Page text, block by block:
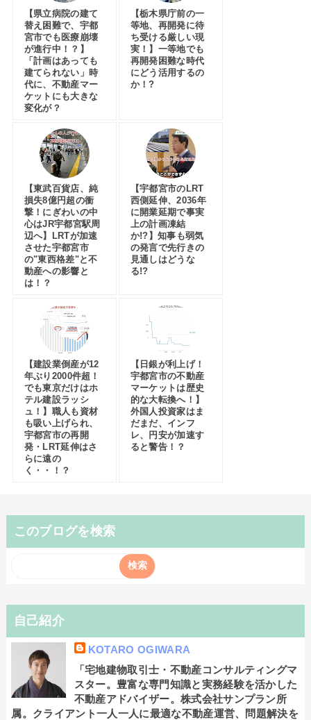
【県立病院の建て
替え困難で、宇都
宮市でも医療崩壊
が進行中！？】
「計画はあっても
建てられない」時
代に、不動産マー
ケットにも大きな
変化が？
【栃木県庁前の一
等地、再開発に待
ち受ける厳しい現
実！】一等地でも
再開発困難な時代
にどう活用するの
か！?
【東武百貨店、純
損失8億円超の衝
撃！にぎわいの中
心はJR宇都宮駅周
辺へ】LRTが加速
させた宇都宮市
の"東西格差"と不
動産への影響と
は！？
【宇都宮市のLRT
西側延伸、2036年
に開業延期で事実
上の計画凍結
か!?】知事も弱気
の発言で先行きの
見通しはどうな
る!?
【建設業倒産が12
年ぶり2000件超！
でも東京だけはホ
テル建設ラッシ
ュ！】職人も資材
も吸い上げられ、
宇都宮市の再開
発・LRT延伸はさ
らに遠の
く・・！？
【日銀が利上げ！
宇都宮市の不動産
マーケットは歴史
的な大転換へ！】
外国人投資家はま
だまだ、インフ
レ、円安が加速す
ると警告！？
このブログを検索
自己紹介
KOTARO OGIWARA
「宅地建物取引士・不動産コンサルティングマ
スター。豊富な専門知識と実務経験を活かした
不動産アドバイザー。株式会社サンプラン所
属。クライアント一人一人に最適な不動産運営、問題解決を